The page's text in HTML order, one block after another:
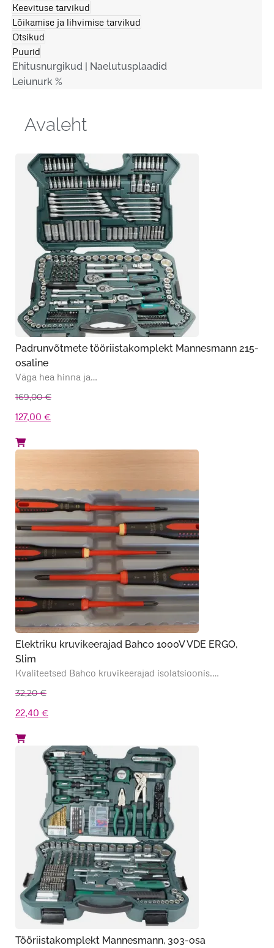
Keevituse tarvikud
Lõikamise ja lihvimise tarvikud
Otsikud
Puurid
Ehitusnurgikud | Naelutusplaadid
Leiunurk %
Avaleht
Padrunvõtmete tööriistakomplekt Mannesmann 215-
osaline
Väga hea hinna ja…
169,00€
Algne
hind
oli:
169,00 €.
127,00 €Praegune
127,00 €.
Elektriku kruvikeerajad Bahco 1000V VDE ERGO,
Slim
Kvaliteetsed Bahco kruvikeerajad isolatsioonis.…
32,20€
Algne
hind
32,20 €.
22,40 €Praegune
on:
22,40 €.
Tööriistakomplekt Mannesmann, 303-osa